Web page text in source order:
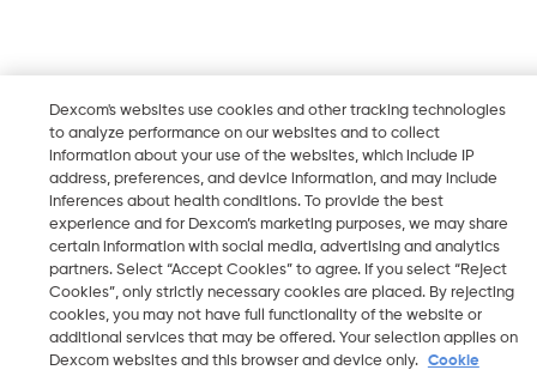
Dexcom's websites use cookies and other tracking technologies
to analyze performance on our websites and to collect
information about your use of the websites, which include IP
address, preferences, and device information, and may include
inferences about health conditions. To provide the best
experience and for Dexcom’s marketing purposes, we may share
certain information with social media, advertising and analytics
partners. Select “Accept Cookies” to agree. If you select “Reject
Cookies”, only strictly necessary cookies are placed. By rejecting
cookies, you may not have full functionality of the website or
additional services that may be offered. Your selection applies on
Dexcom websites and this browser and device only.
Cookie